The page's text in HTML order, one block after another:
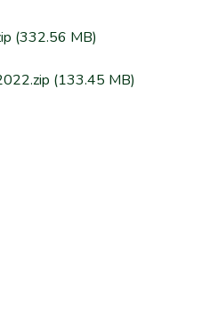
(332.56 MB)
(133.45 MB)